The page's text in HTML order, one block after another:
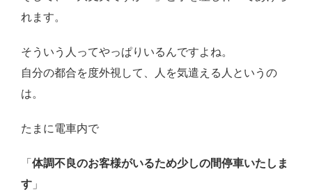
れます。
そういう人ってやっぱりいるんですよね。
自分の都合を度外視して、人を気遣える人というの
は。
たまに電車内で
「 体調不良のお客様がいるため少しの間停車いたしま
す 」